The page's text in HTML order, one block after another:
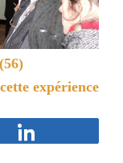
expérience